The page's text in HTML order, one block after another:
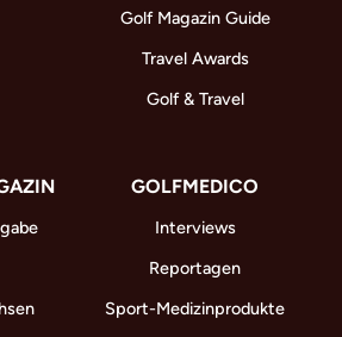
Golf Magazin Guide
Travel Awards
Golf & Travel
GOLFMEDICO
Interviews
Reportagen
Sport-Medizinprodukte